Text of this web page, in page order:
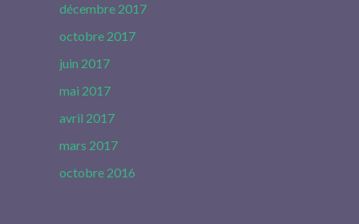
décembre 2017
octobre 2017
juin 2017
mai 2017
avril 2017
mars 2017
octobre 2016